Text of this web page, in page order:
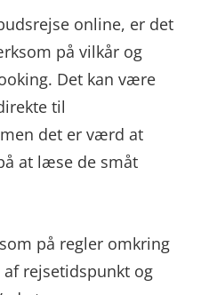
online, er det
på vilkår og
Det kan være
til
det er værd at
at læse de småt
på regler omkring
rejsetidspunkt og